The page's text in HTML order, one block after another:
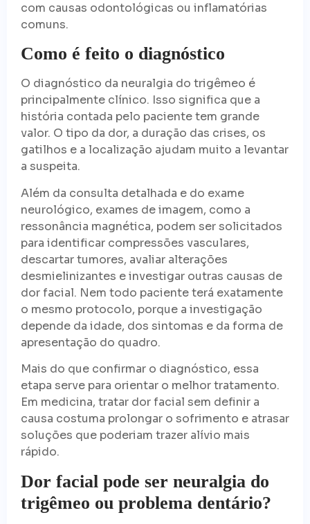
com causas odontológicas ou inflamatórias
comuns.
Como é feito o diagnóstico
O diagnóstico da neuralgia do trigêmeo é
principalmente clínico. Isso significa que a
história contada pelo paciente tem grande
valor. O tipo da dor, a duração das crises, os
gatilhos e a localização ajudam muito a levantar
a suspeita.
Além da consulta detalhada e do exame
neurológico, exames de imagem, como a
ressonância magnética, podem ser solicitados
para identificar compressões vasculares,
descartar tumores, avaliar alterações
desmielinizantes e investigar outras causas de
dor facial. Nem todo paciente terá exatamente
o mesmo protocolo, porque a investigação
depende da idade, dos sintomas e da forma de
apresentação do quadro.
Mais do que confirmar o diagnóstico, essa
etapa serve para orientar o melhor tratamento.
Em medicina, tratar dor facial sem definir a
causa costuma prolongar o sofrimento e atrasar
soluções que poderiam trazer alívio mais
rápido.
Dor facial pode ser neuralgia do
trigêmeo ou problema dentário?